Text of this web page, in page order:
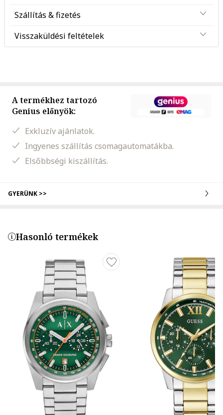
Szállítás & fizetés
Visszaküldési feltételek
A termékhez tartozó
Genius előnyök:
Exkluzív ajánlatok.
Ingyenes szállítás csomagautomatákba.
Elsőbbségi kiszállítás.
GYERÜNK >>
Hasonló termékek